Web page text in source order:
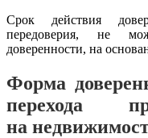
Срок действия
передоверия, не
доверенности, на
Форма
перехода
на